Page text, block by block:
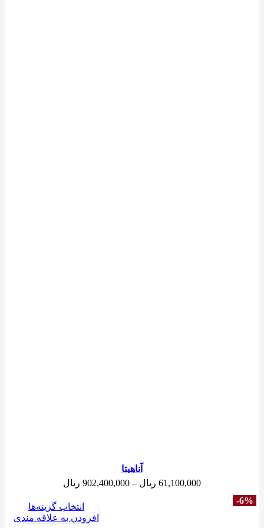
آناهیتا
61,100,000 ریال –
902,400,000 ریال
تا
-6%
انتخاب گزینه‌ها
افزودن به علاقه مندی